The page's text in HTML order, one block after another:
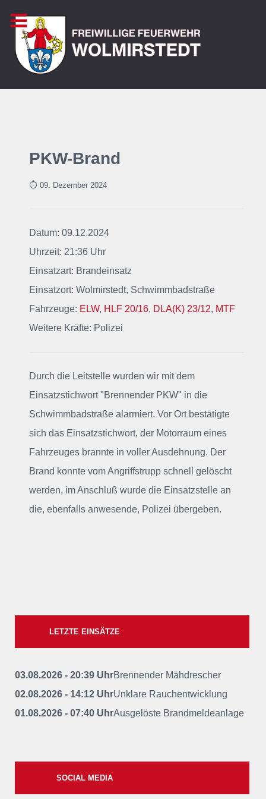
PKW-Brand
⏱ 09. Dezember 2024
Datum: 09.12.2024
Uhrzeit: 21:36 Uhr
Einsatzart: Brandeinsatz
Einsatzort: Wolmirstedt, Schwimmbadstraße
Fahrzeuge: ELW, HLF 20/16, DLA(K) 23/12, MTF
Weitere Kräfte: Polizei
Durch die Leitstelle wurden wir mit dem
Einsatzstichwort "Brennender PKW" in die
Schwimmbadstraße alarmiert. Vor Ort bestätigte
sich das Einsatzstichwort, der Motorraum eines
Fahrzeuges brannte in voller Ausdehnung. Der
Brand konnte vom Angriffstrupp schnell gelöscht
werden, im Anschluß wurde die Einsatzstelle an
die, ebenfalls anwesende, Polizei übergeben.
LETZTE EINSÄTZE
03.08.2026 - 20:39 UhrBrennender Mähdrescher
02.08.2026 - 14:12 UhrUnklare Rauchentwicklung
01.08.2026 - 07:40 UhrAusgelöste Brandmeldeanlage
SOCIAL MEDIA